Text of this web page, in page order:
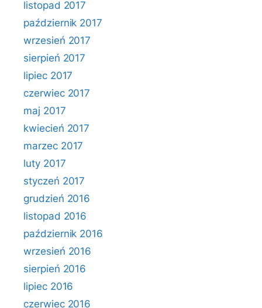
listopad 2017
październik 2017
wrzesień 2017
sierpień 2017
lipiec 2017
czerwiec 2017
maj 2017
kwiecień 2017
marzec 2017
luty 2017
styczeń 2017
grudzień 2016
listopad 2016
październik 2016
wrzesień 2016
sierpień 2016
lipiec 2016
czerwiec 2016